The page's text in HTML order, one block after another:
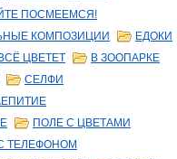
ПОСМЕЕМСЯ!
КОМПОЗИЦИИ
ЕДОКИ
ВСЁ ЦВЕТЕТ
В ЗООПАРКЕ
СЕЛФИ
ПОЛЕ С ЦВЕТАМИ
ТЕЛЕФОНОМ